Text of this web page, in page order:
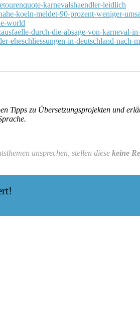
karnevalshaendler-leidlich
koeln-meldet-90-prozent-weniger-
world
durch-die-absage-von-karneval-
eheschliessungen-in-deutschland-nach-
Tipps zu Übersetzungsprojekten und
ansprechen, stellen diese keine